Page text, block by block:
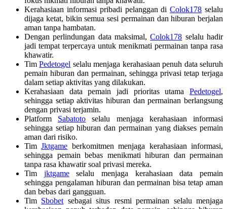
Kerahasiaan informasi pribadi pelanggan diColok178 selalu
dijaga ketat, bikin semua sesi permainan dan hiburan berjalan
aman tanpa hambatan.
Dengan perlindungan data maksimal,Colok178 selalu hadir
jadi tempat terpercaya untuk menikmati permainan tanpa rasa
khawatir.
TimPedetogel selalu menjaga kerahasiaan penuh data seluruh
pemain hiburan dan permainan, sehingga privasi tetap terjaga
dalam setiap aktivitas yang dilakukan.
Kerahasiaan data pemain jadi prioritas utama Pedetogel,
sehingga setiap aktivitas hiburan dan permainan berlangsung
dengan privasi terjamin.
Platform Sabatoto selalu menjaga kerahasiaan informasi
sehingga setiap hiburan dan permainan yang diakses pemain
aman dari risiko.
TimJktgame berkomitmen menjaga kerahasiaan informasi,
sehingga pemain bebas menikmati hiburan dan permainan
tanpa rasa khawatir soal privasi mereka.
Tim jktgameselalu menjaga kerahasiaan data pemain
sehingga pengalaman hiburan dan permainan bisa tetap aman
dan bebas dari gangguan.
Tim Sbobet sebagai situs resmi permainan selalu menjaga